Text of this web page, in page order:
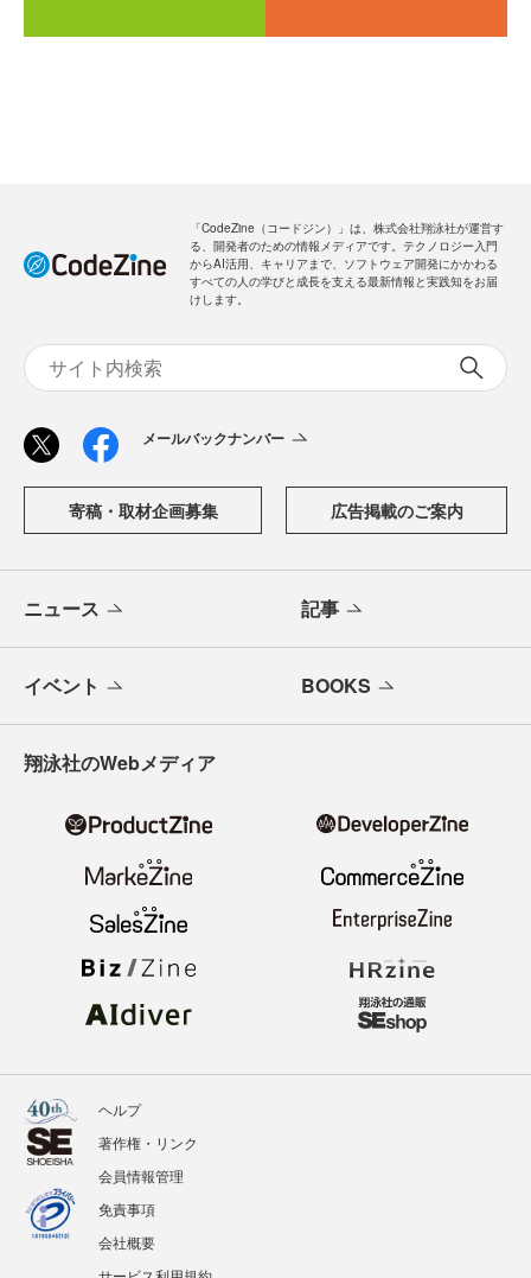
「CodeZine（コードジン）」は、株式会社翔泳社が運営す
る、開発者のための情報メディアです。テクノロジー入門
からAI活用、キャリアまで、ソフトウェア開発にかかわる
すべての人の学びと成長を支える最新情報と実践知をお届
けします。
メールバックナンバー
寄稿・取材企画募集 広告掲載のご案内
ニュース 記事
イベント BOOKS
翔泳社のWebメディア
ヘルプ
著作権・リンク
会員情報管理
免責事項
会社概要